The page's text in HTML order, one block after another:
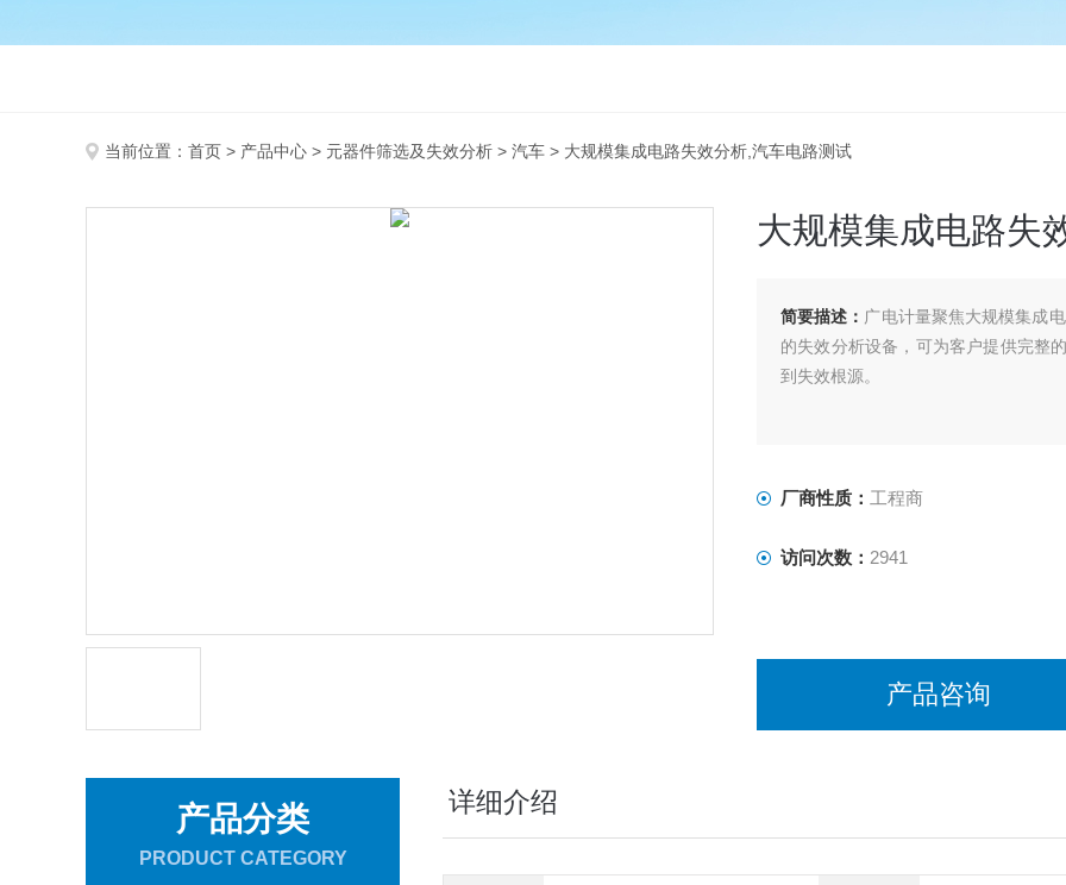
当前位置： 首页 > 产品中心 > 元器件筛选及失效分析 > 汽车 > 大规模集成电路失效分析,汽车电路测试
大规模集成电路失
简要描述： 广电计量聚焦大规模集成
的失效分析设备，可为客户提供完整
到失效根源。
厂商性质： 工程商
访问次数： 2941
产品咨询
产品分类
PRODUCT CATEGORY
详细介绍